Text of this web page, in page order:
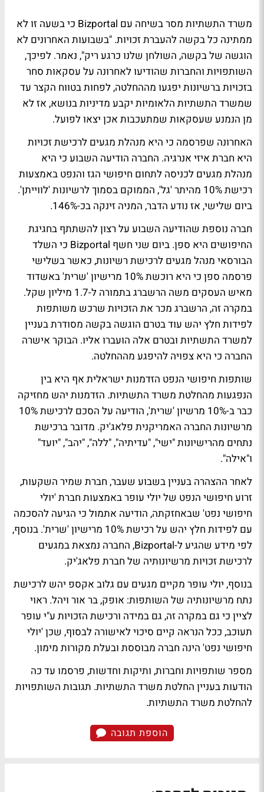
משרד התשתיות מסר בשיחה עם Bizportal כי בשעה זו לא
ממתינה כל בקשה להעברת זכויות. "בשבועות האחרונים לא
הוגשה של בקשה, השולחן שלנו כרגע ריק", נאמר. לפיכך,
השותפויות והחברות שהודיעו לאחרונה על עסקאות סחר
בזכויות ברשיונות יפגעו מההחלטה, לפחות בטווח הקצר עד
שמשרד התשתיות הלאומיות יקבע מדיניות בנושא, אז לא
מן הנמנע שעסקאות שמתעכבות אכן יצאו לפועל.
האחרונה שפרסמה כי היא מנהלת מגעים לרכישת זכויות
היא חברת איזי אנרגיה. החברה הודיעה השבוע כי היא
מנהלת מגעים לכניסה לתחום חיפושי הגז והנפט באמצעות
רכישת 10% מהיתר 'גל', הממוקם בסמוך לרשיונות 'לווייתן'.
ביום שלישי, אז נודע הדבר, המניה זינקה בכ-146%.
חברה נוספת שהודיעה השבוע על רצון להשתתף בחגיגת
החיפושים היא ספן. ביום שני חשף Bizportal כי השלד
הבורסאי מנהל מגעים לרכישת רשיונות, כאשר בשלישי
פרסמה ספן
כי היא רוכשת 10% מרישיון 'שרית' באשדוד
מאיש העסקים משה הרשברג בתמורה ל-1.7 מיליון שקל.
במקרה זה, הרשברג מכר את הזכויות שרכש משותפות
לפידות חלץ יהש עוד בטרם הוגשה בקשה מסודרת בעניין
למשרד התשתיות ובטרם אלה הועברו אליו. הבוקר אישרה
החברה כי היא צפויה להיפגע מההחלטה.
שותפות חיפושי הנפט הזדמנות ישראלית אף היא בין
הנפגעות מהחלטת משרד התשתיות. הזדמנות יהש מחזיקה
כבר ב-10% מרשיון 'שרית', הודיעה על הסכם לרכישת 10%
מרשיונות החברה האמריקנית פלאג'יק. מדובר ברכישת
נתחים מהרישיונות "ישי", "עדיתיה", "ללה", "יהב", "יועד"
ו"אילה".
לאחר ההצהרה בעניין בשבוע שעבר, חברת שמיר השקעות,
זרוע חיפושי הנפט של יולי עופר באמצעות חברת 'יולי
חיפושי נפט' שבאחזקתה, הודיעה אתמול כי הגיעה להסכמה
עם לפידות חלץ יהש על רכישת 10% מרישיון 'שרית'. בנוסף,
לפי מידע שהגיע ל-Bizportal, החברה נמצאת במגעים
לרכישת זכויות מרשיונותיה של חברת פלאג'יק.
בנוסף, יולי עופר מקיים מגעים עם גלוב אקספ יהש לרכישת
נתח מרשיונותיה של השותפות: אופק, בר אור ויהל. ראוי
לציין כי גם במקרה זה, גם במידה ורכישת הזכויות ע"י עופר
תעוכב, ככל הנראה קיים סיכוי לאישורה לבסוף, שכן 'יולי
חיפושי נפט' הינה חברה מבוססת ובעלת מקורות מימון.
מספר שותפויות וחברות, ותיקות וחדשות, פרסמו עד כה
הודעות בעניין החלטת משרד התשתיות. תגובות השותפויות
להחלטת משרד התשתיות.
הוספת תגובה